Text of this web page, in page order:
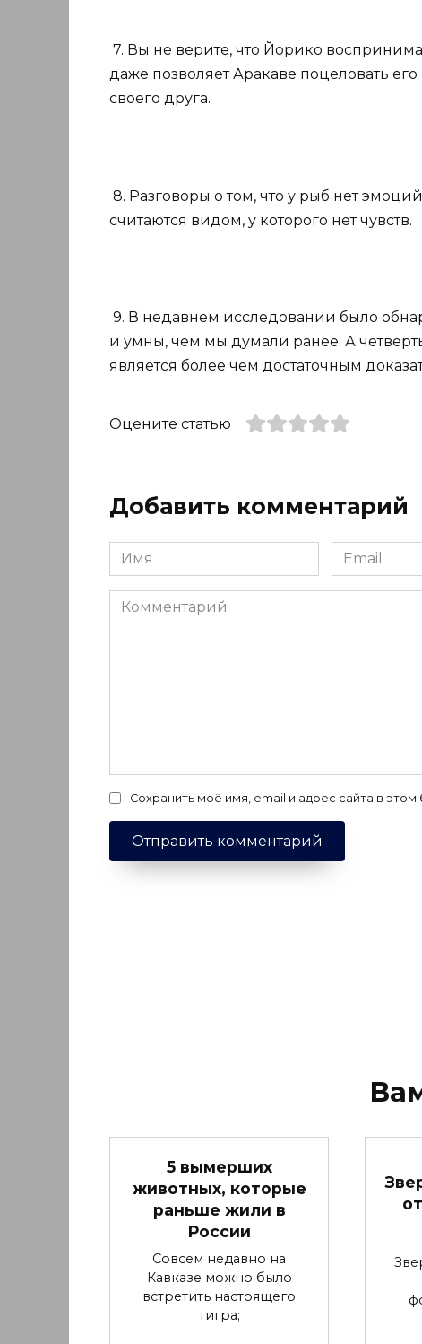
7. Вы не верите, что Йорико
даже позволяет Аракаве поцеловать
своего друга.
8. Разговоры о том, что у рыб нет
считаются видом, у которого нет чувств.
9. В недавнем исследовании было
и умны, чем мы думали ранее. А
является более чем достаточным
Оцените статью
Добавить комментарий
Имя
*
Email
*
Комментарий
Сохранить моё имя, email и адрес сайта в
5 вымерших
животных, которые
раньше жили в
России
Совсем недавно на
Кавказе можно было
встретить настоящего
тигра;